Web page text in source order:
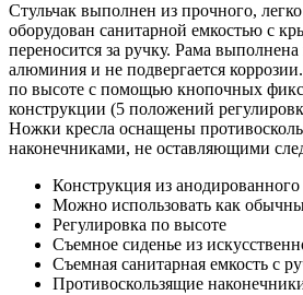
Стульчак выполнен из прочного,
оборудован санитарной емкостью с
переносится за ручку. Рама
алюминия и не подвергается
по высоте с помощью кнопочных
конструкции (5 положений
Ножки кресла оснащены
наконечниками, не оставляющими
Конструкция из
Можно использовать как
Регулировка по высоте
Съемное сиденье из
Съемная санитарная емкость с
Противоскользящие